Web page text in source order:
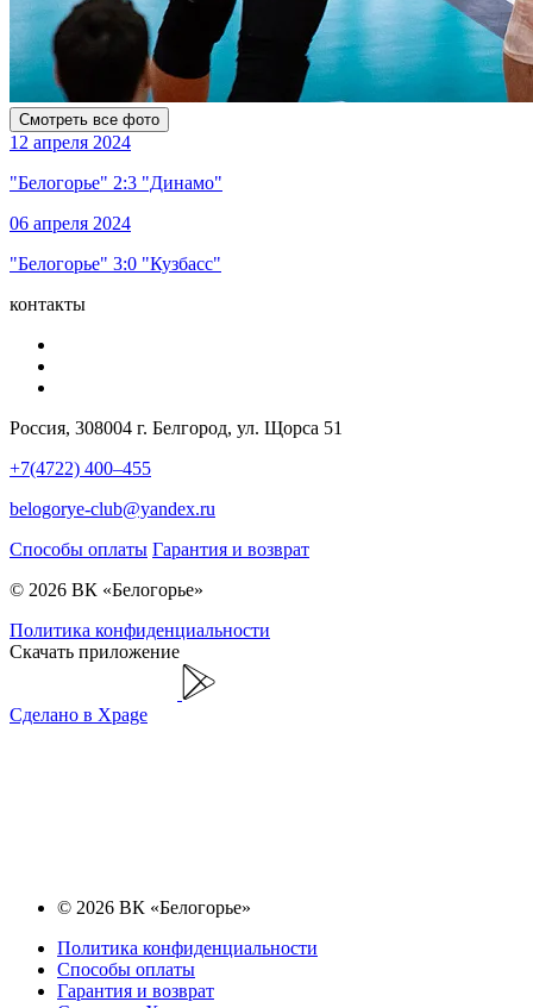
Смотреть все фото
12 апреля 2024
"Белогорье" 2:3 "Динамо"
06 апреля 2024
"Белогорье" 3:0 "Кузбасс"
контакты
Россия, 308004 г. Белгород, ул. Щорса 51
+7(4722) 400–455
belogorye-club@yandex.ru
Способы оплаты Гарантия и возврат
© 2026 ВК «Белогорье»
Политика конфиденциальности
Скачать приложение
Сделано в Xpage
© 2026 ВК «Белогорье»
Политика конфиденциальности
Способы оплаты
Гарантия и возврат